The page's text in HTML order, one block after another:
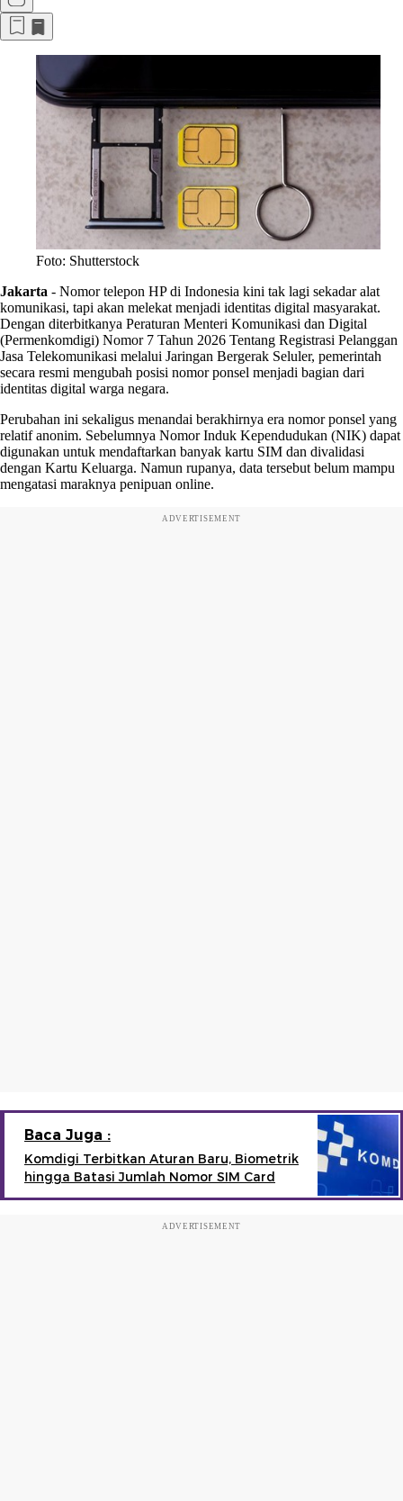
Foto: Shutterstock
Jakarta - Nomor telepon HP di Indonesia kini tak lagi sekadar alat
komunikasi, tapi akan melekat menjadi identitas digital masyarakat.
Dengan diterbitkanya Peraturan Menteri Komunikasi dan Digital
(Permenkomdigi) Nomor 7 Tahun 2026 Tentang Registrasi Pelanggan
Jasa Telekomunikasi melalui Jaringan Bergerak Seluler, pemerintah
secara resmi mengubah posisi nomor ponsel menjadi bagian dari
identitas digital warga negara.
Perubahan ini sekaligus menandai berakhirnya era nomor ponsel yang
relatif anonim. Sebelumnya Nomor Induk Kependudukan (NIK) dapat
digunakan untuk mendaftarkan banyak kartu SIM dan divalidasi
dengan Kartu Keluarga. Namun rupanya, data tersebut belum mampu
mengatasi maraknya penipuan online.
ADVERTISEMENT
Baca Juga :
Komdigi Terbitkan Aturan Baru, Biometrik
hingga Batasi Jumlah Nomor SIM Card
ADVERTISEMENT